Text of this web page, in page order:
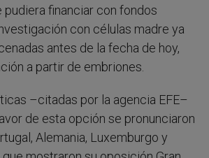
pudiera financiar con fondos
con células madre ya
antes de la fecha de hoy,
a partir de embriones.
–citadas por la agencia EFE–
de esta opción se pronunciaron
Alemania, Luxemburgo y